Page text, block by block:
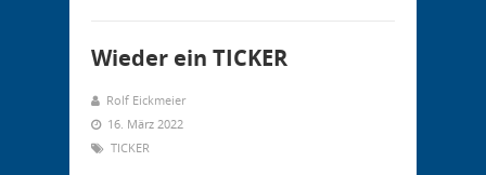
Wieder ein TICKER
Rolf Eickmeier
16. März 2022
TICKER